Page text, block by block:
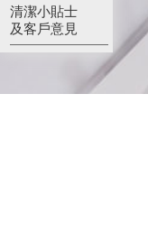
清潔小貼士
及客戶意見